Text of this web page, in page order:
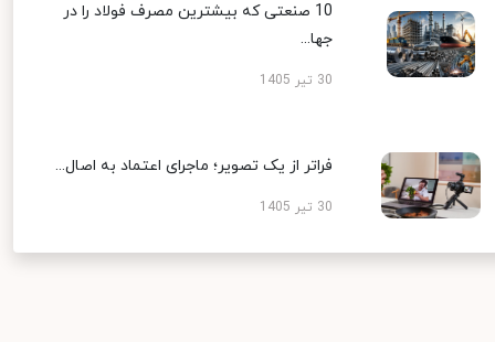
10 صنعتی که بیشترین مصرف فولاد را در
جها...
30 تیر 1405
فراتر از یک تصویر؛ ماجرای اعتماد به اصال...
30 تیر 1405